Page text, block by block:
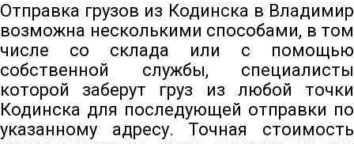
Отправка грузов из Кодинска в Владимир
возможна несколькими способами, в том
числе со склада или с помощью
собственной службы, специалисты
которой заберут груз из любой точки
Кодинска для последующей отправки по
указанному адресу. Точная стоимость